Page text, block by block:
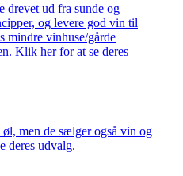
drevet ud fra sunde og
og levere god vin til
mindre vinhuse/gårde
Klik her for at se deres
men de sælger også vin og
deres udvalg.